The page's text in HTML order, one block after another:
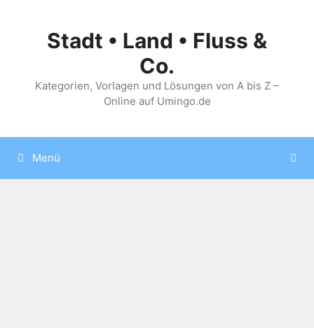
springenStadt • Land • Fluss &
Co.
Kategorien, Vorlagen und Lösungen von A bis Z –
Online auf Umingo.de
Menü